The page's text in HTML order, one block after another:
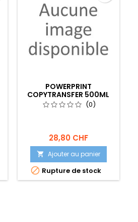
POWERPRINT
COPYTRANSFER 500ML
(0)
28,80 CHF
 Ajouter au panier
 Rupture de stock